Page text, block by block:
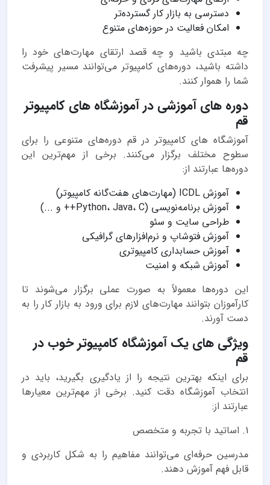
دسترسی به بازار کار گسترده‌تر
امکان فعالیت در حوزه‌های متنوع
چه مبتدی باشید و چه قصد ارتقای مهارت‌های خود را
داشته باشید، دوره‌های کامپیوتر می‌توانند مسیر پیشرفت
شما را هموار کنند.
دوره های آموزشی در آموزشگاه های کامپیوتر
قم
آموزشگاه های کامپیوتر در قم دوره‌های متنوعی را برای
سطوح مختلف برگزار می‌کنند. برخی از مهم‌ترین این
دوره‌ها عبارتند از:
آموزش ICDL (مهارت‌های هفت‌گانه کامپیوتر)
آموزش برنامه‌نویسی (Python، Java، C++ و ...)
طراحی سایت و سئو
آموزش فتوشاپ و نرم‌افزارهای گرافیکی
آموزش حسابداری کامپیوتری
آموزش شبکه و امنیت
این دوره‌ها معمولاً به صورت عملی برگزار می‌شوند تا
کارآموزان بتوانند مهارت‌های لازم برای ورود به بازار کار را به
دست آورند.
ویژگی های یک آموزشگاه کامپیوتر خوب در
قم
برای اینکه بهترین نتیجه را از یادگیری بگیرید، باید در
انتخاب آموزشگاه دقت کنید. برخی از مهم‌ترین معیارها
عبارتند از:
1. اساتید با تجربه و متخصص
مدرسین حرفه‌ای می‌توانند مفاهیم را به شکل کاربردی و
قابل فهم آموزش دهند.